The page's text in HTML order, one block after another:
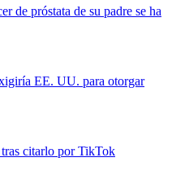
de próstata de su padre se ha
EE. UU. para otorgar
tras citarlo por TikTok